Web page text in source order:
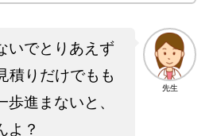
先生
いでとりあえず
積りだけでもも
歩進まないと、
よ？